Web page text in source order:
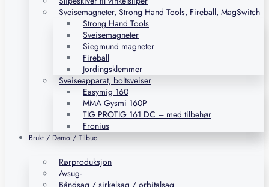
Sveisemagneter, Strong Hand Tools, Fireball, MagSwitch
Strong Hand Tools
Sveisemagneter
Siegmund magneter
Fireball
Jordingsklemmer
Sveiseapparat, boltsveiser
Easymig 160
MMA Gysmi 160P
TIG PROTIG 161 DC – med tilbehør
Fronius
Brukt / Demo / Tilbud
Rørproduksjon
Avsug-
Båndsag / sirkelsag / orbitalsag